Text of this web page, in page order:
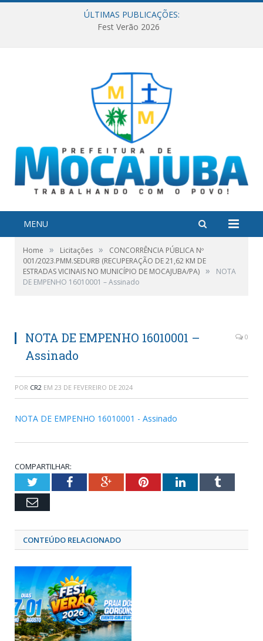
ÚLTIMAS PUBLICAÇÕES:
Fest Verão 2026
MENU
Home » Licitações »
CONCORRÊNCIA PÚBLICA Nº
001/2023.PMM.SEDURB (RECUPERAÇÃO DE 21,62 KM DE
ESTRADAS VICINAIS NO MUNICÍPIO DE MOCAJUBA/PA) »
NOTA
DE EMPENHO 16010001 – Assinado
NOTA DE EMPENHO 16010001 –
Assinado
0
POR CR2 EM 23 DE FEVEREIRO DE 2024
NOTA DE EMPENHO 16010001 - Assinado
COMPARTILHAR:
TwitterFacebookGoogle+PinterestLinkedInTumblr
Email
CONTEÚDO RELACIONADO